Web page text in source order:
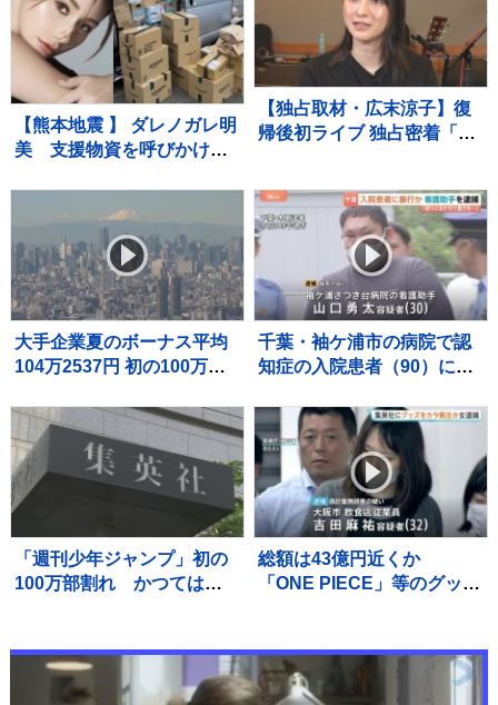
【熊本地震 】 ダレノガレ明
美 支援物資を呼びかけ
ました！」「皆様本当に本
当にありがとうございま
す」
【独占取材・広末涼子】復
帰後初ライブ 独占密着「次
せた“次男の言葉”（特別イ
ンタビュー）
大手企業夏のボーナス平均
104万2537円 初の100万円
高水準の賃上げが反映 経
団連最終集計
千葉・袖ケ浦市の病院で認
知症の入院患者（90）に暴
手の男（30）を逮捕 千葉県
警
「週刊少年ジャンプ」初の
100万部割れ かつては漫
部超えゼロに
総額は43億円近くか
「ONE PIECE」等のグッズ
疑いで女（32）逮捕「日々
の生活でストレスたま